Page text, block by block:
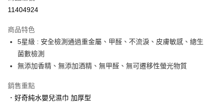
街口支付
悠遊付
Google Pay
AFTEE先享後付
相關說明
11404924
商品特色
5星級 : 安全檢測通過重金屬、甲醛、不流淚、皮膚敏感、總生
菌數檢測
無添加香精、無添加酒精、無甲醛、無可遷移性螢光物質
銷售重點
．好奇純水嬰兒濕巾 加厚型